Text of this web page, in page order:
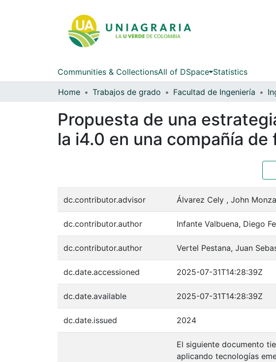
Communities & CollectionsAll of DSpace Statistics
Home Trabajos de grado Facultad de Ingeniería
Propuesta de una
la i4.0 en una compañía
dc.contributor.advisor Álvarez Cely , John
dc.contributor.author Infante Valbuena, Diego
dc.contributor.author Vertel Pestana, Juan
dc.date.accessioned 2025-07-31T14:28:39Z
dc.date.available 2025-07-31T14:28:39Z
dc.date.issued 2024
El siguiente documento
aplicando tecnologías